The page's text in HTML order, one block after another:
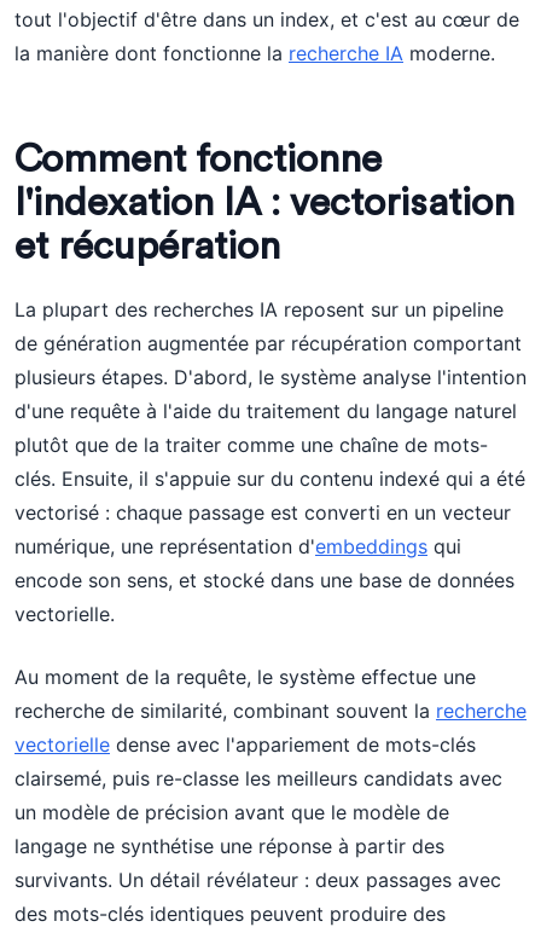
tout l'objectif d'être dans un index, et c'est au cœur de
la manière dont fonctionne la recherche IA moderne.
Comment fonctionne
l'indexation IA : vectorisation
et récupération
La plupart des recherches IA reposent sur un pipeline
de génération augmentée par récupération comportant
plusieurs étapes. D'abord, le système analyse l'intention
d'une requête à l'aide du traitement du langage naturel
plutôt que de la traiter comme une chaîne de mots-
clés. Ensuite, il s'appuie sur du contenu indexé qui a été
vectorisé : chaque passage est converti en un vecteur
numérique, une représentation d'embeddings qui
encode son sens, et stocké dans une base de données
vectorielle.
Au moment de la requête, le système effectue une
recherche de similarité, combinant souvent la recherche
vectorielle dense avec l'appariement de mots-clés
clairsemé, puis re-classe les meilleurs candidats avec
un modèle de précision avant que le modèle de
langage ne synthétise une réponse à partir des
survivants. Un détail révélateur : deux passages avec
des mots-clés identiques peuvent produire des